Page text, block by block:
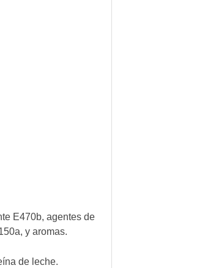
E470b, agentes de
y aromas.
de leche.